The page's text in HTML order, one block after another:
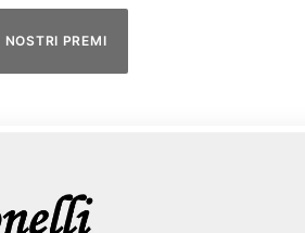
PREMI